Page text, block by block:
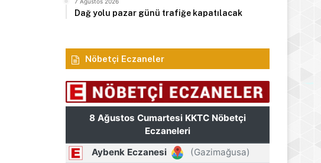
Dağ yolu pazar günü trafiğe kapatılacak
Nöbetçi Eczaneler